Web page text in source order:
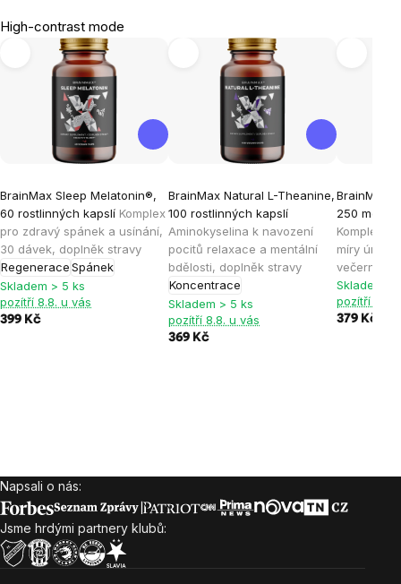
High-contrast mode
BrainMax Sleep Melatonin®,
60 rostlinných kapslí Komplex
pro zdravý spánek a usínání,
30 dávek, doplněk stravy
RegeneraceSpánek
Skladem > 5 ks
pozítří 8.8. u vás
399 Kč
BrainMax Natural L-Theanine,
100 rostlinných kapslí
Aminokyselina k navození
pocitů relaxace a mentální
bdělosti, doplněk stravy
Koncentrace
Skladem > 5 ks
pozítří 8.8. u vás
369 Kč
BrainMax
250 mg,
Komplex
míry
večerní
Skladem >
pozítří 8.8.
379 Kč
Zápatí
Napsali o nás:
Jsme hrdými partnery klubů: